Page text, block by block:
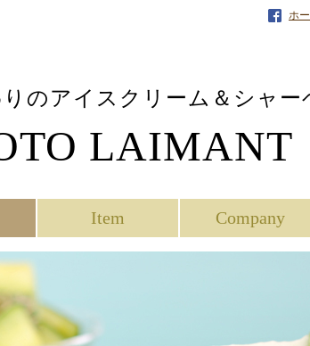
ホ
のアイスクリーム＆シャー
LAIMANT
Item Company